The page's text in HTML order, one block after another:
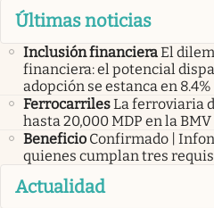
Últimas noticias
Inclusión financieraEl
financiera: el potencial
adopción se estanca en 8.4%
FerrocarrilesLa ferroviaria
hasta 20,000 MDP en la BMV
Beneficio Confirmado |
quienes cumplan tres
Actualidad